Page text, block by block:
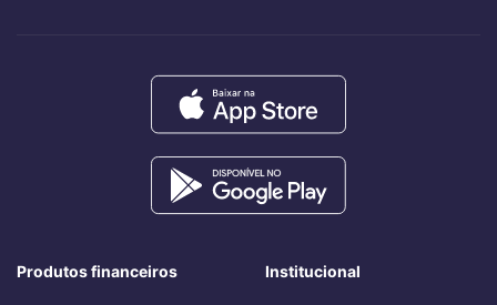
Produtos financeiros Institucional